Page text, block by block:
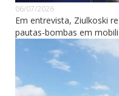
06/07/2026
Em entrevista, Ziulkoski
pautas-bombas em